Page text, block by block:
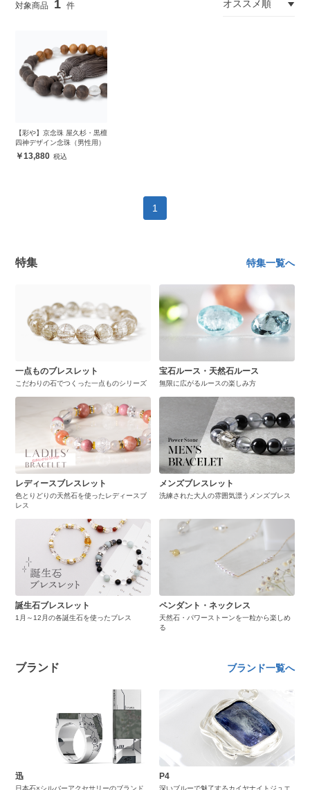
1
【彩や】京念珠 屋久杉・黒檀
四神デザイン念珠（男性用）
13,880
1
特集 特集一覧へ
一点ものブレスレット
こだわりの石でつくった一点ものシリーズ
宝石ルース・天然石ルース
無限に広がるルースの楽しみ方
レディースブレスレット
色とりどりの天然石を使ったレディースブ
レス
メンズブレスレット
洗練された大人の雰囲気漂うメンズブレス
誕生石ブレスレット
1月～12月の各誕生石を使ったブレス
ペンダント・ネックレス
天然石・パワーストーンを一粒から楽しめ
る
ブランド ブランド一覧へ
迅
日本石×シルバーアクセサリーのブランド
P4
深いブルーで魅了するカイヤナイトジュエ